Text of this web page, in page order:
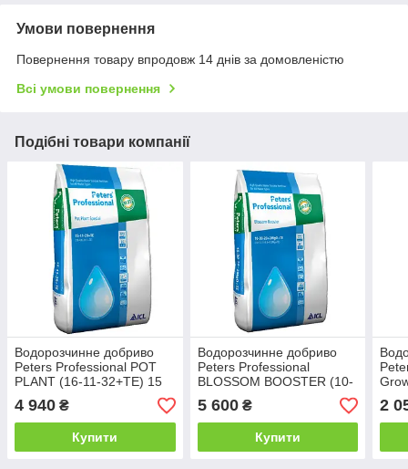
Умови повернення
Повернення товару впродовж 14 днів за домовленістю
Всі умови повернення
Подібні товари компанії
Водорозчинне добриво
Peters Professional POT
PLANT (16-11-32+TE) 15
4 940 ₴
Купити
Водорозчинне добриво
Peters Professional
BLOSSOM BOOSTER (10-
Бутонізація
5 600₴
Купити
кг
2